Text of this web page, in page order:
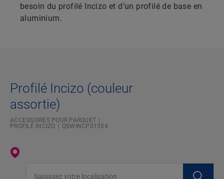
besoin du profilé Incizo et d’un profilé de base en
aluminium.
Profilé Incizo (couleur
assortie)
ACCESSOIRES POUR PARQUET
PROFILÉ INCIZO
QSWINCP01354